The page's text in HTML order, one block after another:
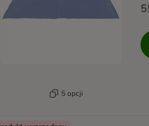
5 opcji